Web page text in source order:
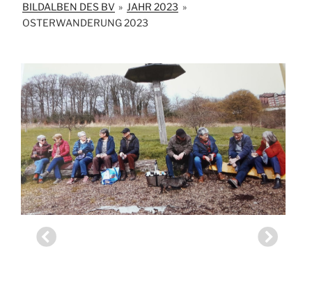
BILDALBEN DES BV » JAHR 2023 »
OSTERWANDERUNG 2023